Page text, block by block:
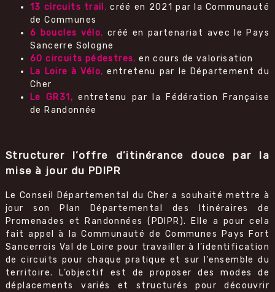
13 circuits trail , créé en 2021 par la Communauté
de Communes
6 boucles vélo, créé en partenariat avec le Pays
Sancerre Sologne
60 circuits pédestres, en cours de valorisation
La Loire à Vélo, entretenu par le Département du
Cher
Le GR31,entretenu par la Fédération Française
de Randonnée
Structurer l’offre d’itinérance douce par la
mise à jour du PDIPR
Le Conseil Départemental du Cher a souhaité mettre à
jour son Plan Départemental des Itinéraires de
Promenades et Randonnées (PDIPR). Elle a pour cela
fait appel à la Communauté de Communes Pays Fort
Sancerrois Val de Loire pour travailler à l’identification
de circuits pour chaque pratique et sur l’ensemble du
territoire. L’objectif est de proposer des modes de
déplacements variés et structurés pour découvrir